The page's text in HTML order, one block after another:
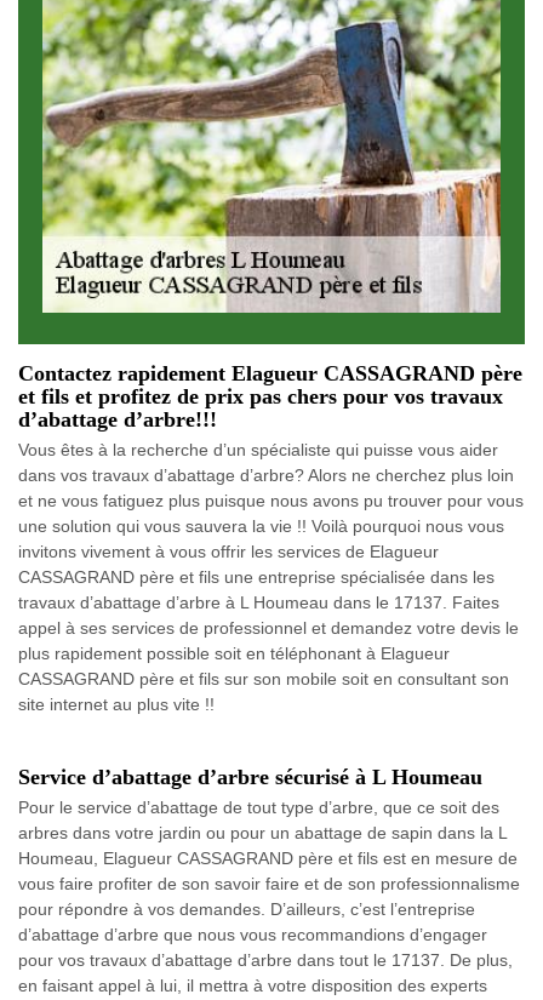
Contactez rapidement Elagueur CASSAGRAND père
et fils et profitez de prix pas chers pour vos travaux
d’abattage d’arbre!!!
Vous êtes à la recherche d’un spécialiste qui puisse vous aider
dans vos travaux d’abattage d’arbre? Alors ne cherchez plus loin
et ne vous fatiguez plus puisque nous avons pu trouver pour vous
une solution qui vous sauvera la vie !! Voilà pourquoi nous vous
invitons vivement à vous offrir les services de Elagueur
CASSAGRAND père et fils une entreprise spécialisée dans les
travaux d’abattage d’arbre à L Houmeau dans le 17137. Faites
appel à ses services de professionnel et demandez votre devis le
plus rapidement possible soit en téléphonant à Elagueur
CASSAGRAND père et fils sur son mobile soit en consultant son
site internet au plus vite !!
Service d’abattage d’arbre sécurisé à L Houmeau
Pour le service d’abattage de tout type d’arbre, que ce soit des
arbres dans votre jardin ou pour un abattage de sapin dans la L
Houmeau, Elagueur CASSAGRAND père et fils est en mesure de
vous faire profiter de son savoir faire et de son professionnalisme
pour répondre à vos demandes. D’ailleurs, c’est l’entreprise
d’abattage d’arbre que nous vous recommandions d’engager
pour vos travaux d’abattage d’arbre dans tout le 17137. De plus,
en faisant appel à lui, il mettra à votre disposition des experts